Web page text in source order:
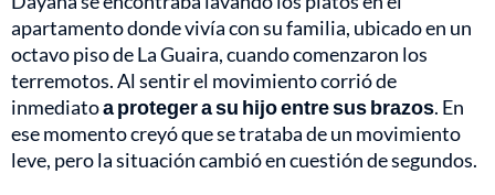
apartamento donde vivía con su familia, ubicado en un
octavo piso de La Guaira, cuando comenzaron los
terremotos. Al sentir el movimiento corrió de
inmediatoa proteger a su hijo entre sus brazos. En
ese momento creyó que se trataba de un movimiento
leve, pero la situación cambió en cuestión de segundos.